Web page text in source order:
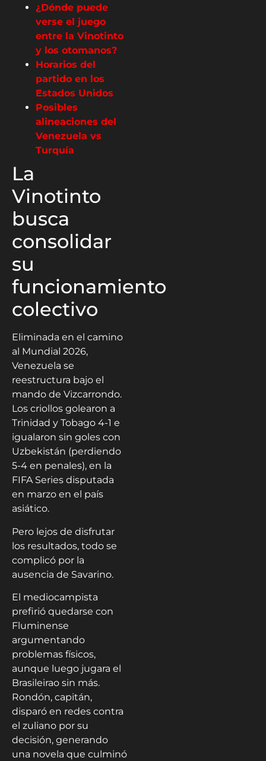
¿Dónde puede
verse el juego
entre la Vinotinto
y los otomanos?
Horarios del
partido en los
Estados Unidos
Posibles
alineaciones del
Venezuela vs
Turquía
La
Vinotinto
busca
consolidar
su
funcionamiento
colectivo
Eliminada en el camino
al Mundial 2026,
Venezuela se
reestructura bajo el
mando de Vizcarrondo.
Los criollos golearon a
Trinidad y Tobago 4-1 e
igualaron sin goles con
Uzbekistán (perdiendo
5-4 en penales), en la
FIFA Series disputada
en marzo en el país
asiático.
Pero lejos de disfrutar
los resultados, todo se
complicó por la
ausencia de Savarino.
El mediocampista
prefirió quedarse con
Fluminense
argumentando
problemas físicos,
aunque luego jugara el
Brasileirao sin más.
Rondón, capitán,
disparó en redes contra
el zuliano por su
decisión, generando
una novela que culminó